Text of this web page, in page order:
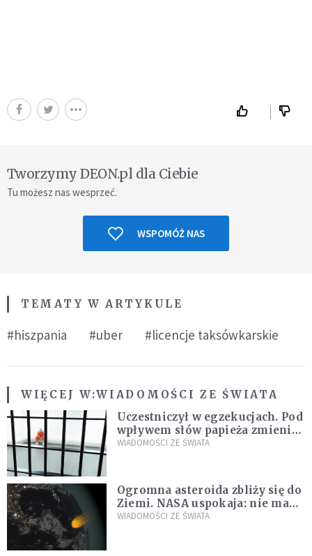
Tworzymy DEON.pl dla Ciebie
Tu możesz nas wesprzeć.
WSPOMÓŻ NAS
TEMATY W ARTYKULE
#hiszpania #uber #licencje taksówkarskie
WIĘCEJ W:WIADOMOŚCI ZE ŚWIATA
Uczestniczył w egzekucjach. Pod
wpływem słów papieża zmienił
zdanie
WIADOMOŚCI ZE ŚWIATA
Ogromna asteroida zbliży się do
Ziemi. NASA uspokaja: nie ma
zagrożenia
WIADOMOŚCI ZE ŚWIATA